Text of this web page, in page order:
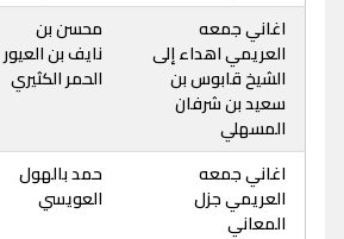
اغاني جمعه
العريمي اهداء إلى
الشيخ قابوس بن
سعيد بن شرفان
المسهلي
محسن بن
نايف بن العيور
الحمر الكثيري
اغاني جمعه
العريمي جزل
المعاني
حمد بالهول
العويسي